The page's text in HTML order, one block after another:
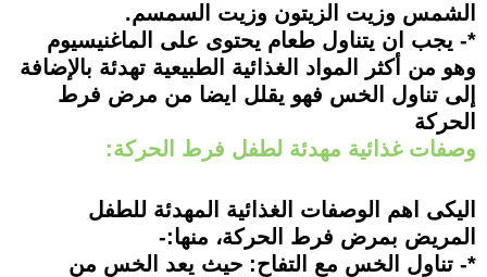
الشمس وزيت الزيتون وزيت السمسم.
*- يجب ان يتناول طعام يحتوى على الماغنيسيوم
وهو من أكثر المواد الغذائية الطبيعية تهدئة بالإضافة
إلى تناول الخس فهو يقلل ايضا من مرض فرط
الحركة
وصفات غذائية مهدئة لطفل فرط الحركة:
اليكى اهم الوصفات الغذائية المهدئة للطفل
المريض بمرض فرط الحركة، منها:-
*- تناول الخس مع التفاح: حيث يعد الخس من